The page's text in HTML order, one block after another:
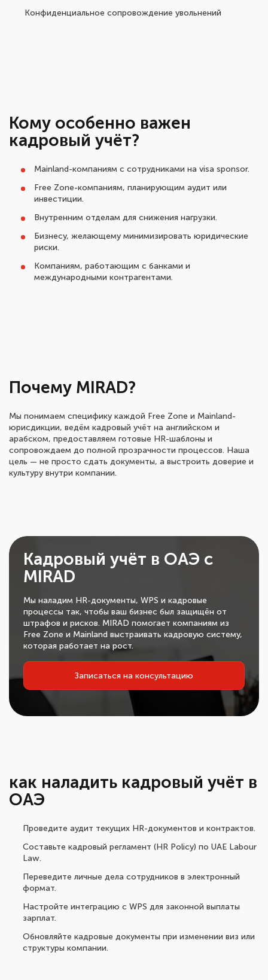
Конфиденциальное сопровождение увольнений
Кому особенно важен
кадровый учёт?
Mainland-компаниям с сотрудниками на visa sponsor.
Free Zone-компаниям, планирующим аудит или
инвестиции.
Внутренним отделам для снижения нагрузки.
Бизнесу, желающему минимизировать юридические
риски.
Компаниям, работающим с банками и
международными контрагентами.
Почему MIRAD?
Мы понимаем специфику каждой Free Zone и Mainland-
юрисдикции, ведём кадровый учёт на английском и
арабском, предоставляем готовые HR-шаблоны и
сопровождаем до полной прозрачности процессов. Наша
цель — не просто сдать документы, а выстроить доверие и
культуру внутри компании.
Кадровый учёт в ОАЭ с
MIRAD
Мы наладим HR-документы, WPS и кадровые
процессы так, чтобы ваш бизнес был защищён от
штрафов и рисков. MIRAD помогает компаниям из
Free Zone и Mainland выстраивать кадровую систему,
которая работает на рост.
Записаться на консультацию
как наладить кадровый учёт в
ОАЭ
Проведите аудит текущих HR-документов и контрактов.
Составьте кадровый регламент (HR Policy) по UAE Labour
Law.
Переведите личные дела сотрудников в электронный
формат.
Настройте интеграцию с WPS для законной выплаты
зарплат.
Обновляйте кадровые документы при изменении виз или
структуры компании.